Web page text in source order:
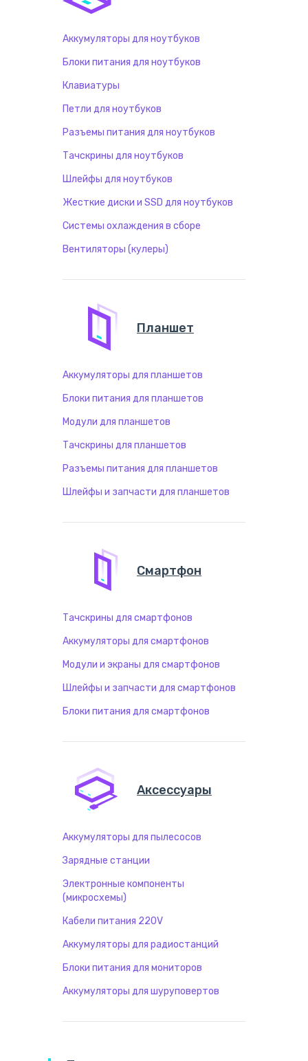
Аккумуляторы для ноутбуков
Блоки питания для ноутбуков
Клавиатуры
Петли для ноутбуков
Разъемы питания для ноутбуков
Тачскрины для ноутбуков
Шлейфы для ноутбуков
Жесткие диски и SSD для ноутбуков
Системы охлаждения в сборе
Вентиляторы (кулеры)
Планшет
Аккумуляторы для планшетов
Блоки питания для планшетов
Модули для планшетов
Тачскрины для планшетов
Разъемы питания для планшетов
Шлейфы и запчасти для планшетов
Смартфон
Тачскрины для смартфонов
Аккумуляторы для смартфонов
Модули и экраны для смартфонов
Шлейфы и запчасти для смартфонов
Блоки питания для смартфонов
Аксессуары
Аккумуляторы для пылесосов
Зарядные станции
Электронные компоненты
(микросхемы)
Кабели питания 220V
Аккумуляторы для радиостанций
Блоки питания для мониторов
Аккумуляторы для шуруповертов